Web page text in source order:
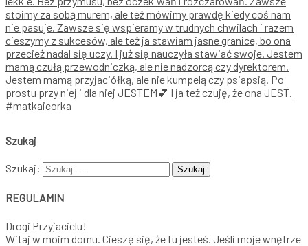
Szukaj
Szukaj:
REGULAMIN
Drogi Przyjacielu!
Witaj w moim domu. Cieszę się, że tu jesteś. Jeśli moje wnętrze